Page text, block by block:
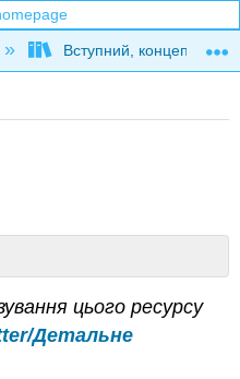
hierarchy
Вступний,
цього ресурсу
Детальне